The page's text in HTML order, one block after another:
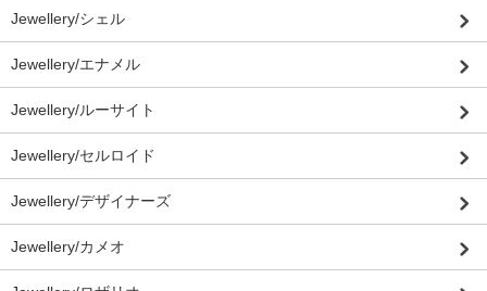
Jewellery/シェル
Jewellery/エナメル
Jewellery/ルーサイト
Jewellery/セルロイド
Jewellery/デザイナーズ
Jewellery/カメオ